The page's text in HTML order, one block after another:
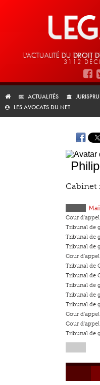
L'ACTUALITÉ DU DROIT
3112
ACTUALITÉS
LES AVOCATS DU NET
Cabinet :
Cour
Tribunal de
Tribunal de
Tribunal de
Cour
Tribunal de
Tribunal de
Tribunal de
Tribunal de
Tribunal de
Cour
Cour
Tribunal de